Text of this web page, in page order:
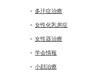
多汗症治療
女性化乳房症
女性器治療
学会情報
小顔治療